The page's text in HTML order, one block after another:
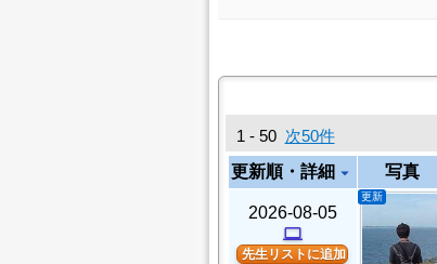
1 - 50 次50件
更新順・詳細 arrow_drop_down 写真
2026-08-05
computer
先生リストに追加
更新